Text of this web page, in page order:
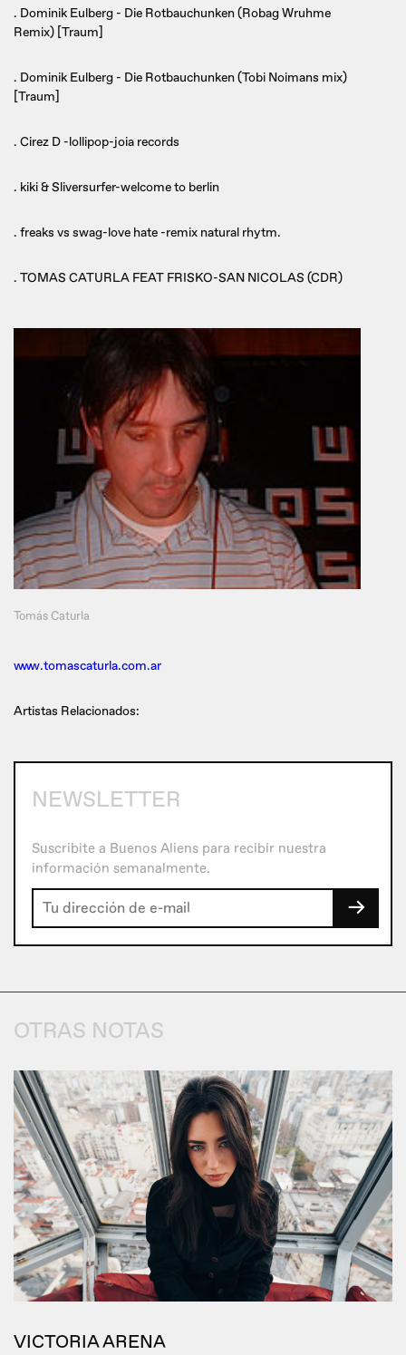
. Dominik Eulberg - Die Rotbauchunken (Robag Wruhme
Remix) [Traum]
. Dominik Eulberg - Die Rotbauchunken (Tobi Noimans mix)
[Traum]
. Cirez D -lollipop-joia records
. kiki & Sliversurfer-welcome to berlin
. freaks vs swag-love hate -remix natural rhytm.
. TOMAS CATURLA FEAT FRISKO-SAN NICOLAS (CDR)
Tomás Caturla
www.tomascaturla.com.ar
Artistas Relacionados:
NEWSLETTER
Suscribite a Buenos Aliens para recibir nuestra
información semanalmente.
→
OTRAS NOTAS
VICTORIA ARENA